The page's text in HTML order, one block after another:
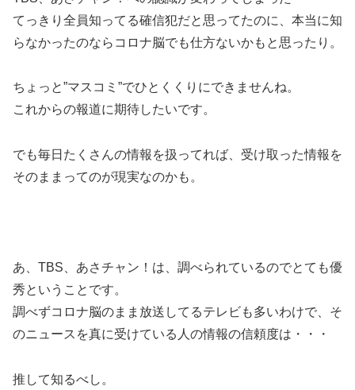
てっきり全員知ってる確信犯だと思ってたのに、本当に知
らなかったのならコロナ脳でも仕方ないかもと思ったり。
ちょっと”マスコミ”でひとくくりにできませんね。
これからの報道に期待したいです。
でも毎日たくさんの情報を扱ってれば、受け取った情報を
そのままってのが現実なのかも。
あ、TBS、あさチャン！は、調べられているのでとても優
秀ということです。
調べずコロナ脳のまま放送してるテレビも多いわけで、そ
のニュースを真に受けている人の情報の信頼度は・・・
推して知るべし。